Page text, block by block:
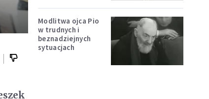
Modlitwa ojca Pio
w trudnych i
beznadziejnych
sytuacjach